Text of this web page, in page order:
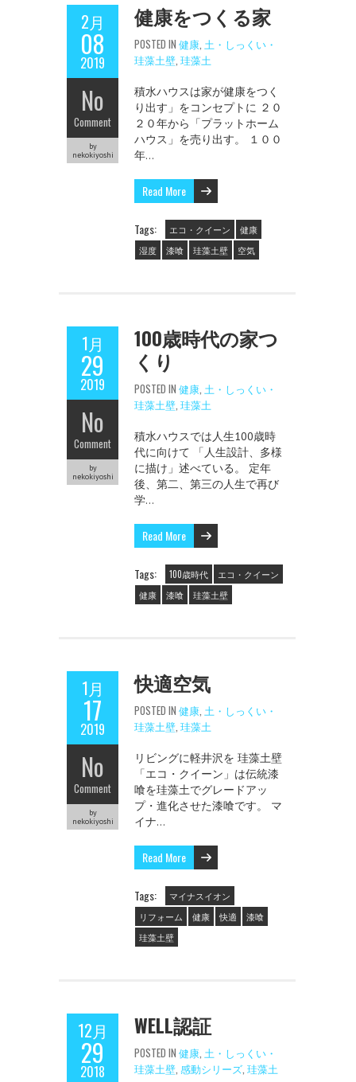
2月
08
2019
No
Comment
by
nekokiyoshi
健康をつくる家
POSTED IN 健康 土・しっくい・
珪藻土壁 珪藻土
積水ハウスは家が健康をつく
り出す」をコンセプトに ２０
２０年から「プラットホーム
ハウス」を売り出す。 １００
年…
Read More
Tags: エコ・クイーン
健康
湿度
漆喰 珪藻土壁 空気
1月
29
2019
No
Comment
by
nekokiyoshi
100歳時代の家つ
くり
POSTED IN 健康 土・しっくい・
珪藻土壁 珪藻土
積水ハウスでは人生100歳時
代に向けて 「人生設計、多様
に描け」述べている。 定年
後、第二、第三の人生で再び
学…
Read More
Tags: 100歳時代
エコ・クイーン
健康
漆喰 珪藻土壁
1月
17
2019
No
Comment
by
nekokiyoshi
快適空気
POSTED IN 健康 土・しっくい・
珪藻土壁 珪藻土
リビングに軽井沢を 珪藻土壁
「エコ・クイーン」は伝統漆
喰を珪藻土でグレードアッ
プ・進化させた漆喰です。 マ
イナ…
Read More
Tags:
マイナスイオン
リフォーム
健康 快適
漆喰
珪藻土壁
12月
29
2018
WELL認証
POSTED IN 健康 土・しっくい・
珪藻土壁 感動シリーズ 珪藻土